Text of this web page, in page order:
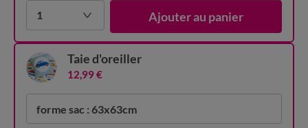
1 Ajouter au panier
forme sac : 63x63cm
Taie d'oreiller
12,99 €